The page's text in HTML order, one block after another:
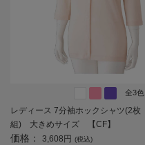
全3色
レディース 7分袖ホックシャツ(2枚
組) 大きめサイズ 【CF】
価格： 3,608円 (税込)